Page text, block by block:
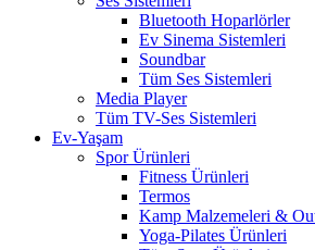
Bluetooth Hoparlörler
Ev Sinema Sistemleri
Soundbar
Tüm Ses Sistemleri
Media Player
Tüm TV-Ses Sistemleri
Ev-Yaşam
Spor Ürünleri
Fitness Ürünleri
Termos
Kamp Malzemeleri &
Yoga-Pilates Ürünleri